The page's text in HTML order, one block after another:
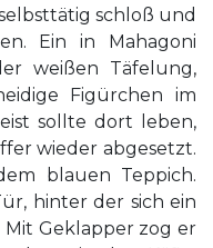
schloß und
Ein in Mahagoni
weißen Täfelung,
Figürchen im
sollte dort leben,
wieder abgesetzt.
blauen Teppich.
hinter der sich ein
Geklapper zog er